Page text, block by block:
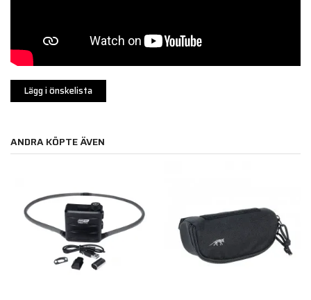
Lägg i önskelista
ANDRA KÖPTE ÄVEN